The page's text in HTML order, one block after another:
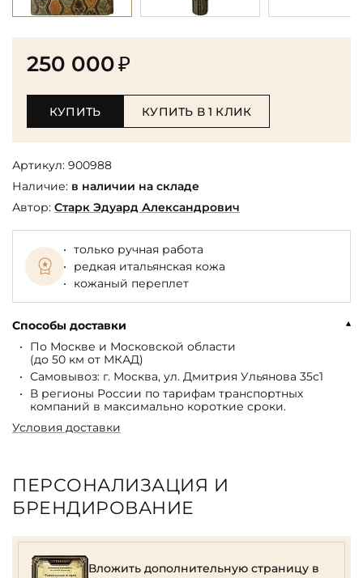
250 000₽
КУПИТЬ КУПИТЬ В 1 КЛИК
Артикул: 900988
Наличие: в наличии на складе
Автор: Старк Эдуард Александрович
только ручная работа
редкая итальянская кожа
кожаный переплет
Способы доставки
По Москве и Московской области
(до 50 км от МКАД)
Самовывоз: г. Москва, ул. Дмитрия Ульянова 35с1
В регионы России по тарифам транспортных
компаний в максимально короткие сроки.
Условия доставки
ПЕРСОНАЛИЗАЦИЯ И
БРЕНДИРОВАНИЕ
Вложить дополнительную страницу в